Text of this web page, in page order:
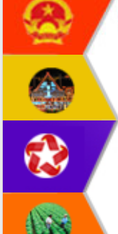
món ăn từ sầu riêng
Đắk Lắk công bố Quy hoạch
tiến đầu tư tỉnh
Ngành cá ngừ Đắk Lắk chủ
ứng để giữ vững thị trường
Diễn đàn Kinh tế tư nhân Việt
phá cơ chế - Hợp tác công tư
Đề án 06 tạo bước ngoặt đột
cải cách hành chính tỉnh Đắk
Kết nối tour, đẩy mạnh chuyển
để phát triển du lịch Đắk Lắk
Khởi động Dự án Đầu tư xây
tầng kỹ thuật Cụm công nghiệp
Gặp mặt các cơ quan báo chí